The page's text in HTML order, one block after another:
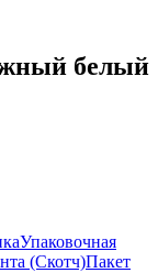
белый
Упаковочная
(Скотч)Пакет